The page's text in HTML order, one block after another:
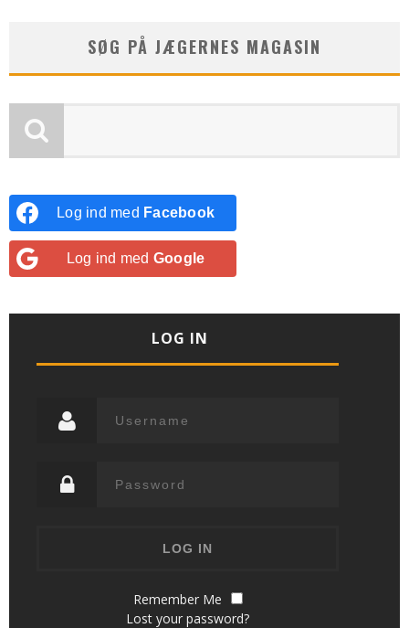
SØG PÅ JÆGERNES MAGASIN
Log ind med Facebook
Log ind med Google
LOG IN
Remember Me
Lost your password?